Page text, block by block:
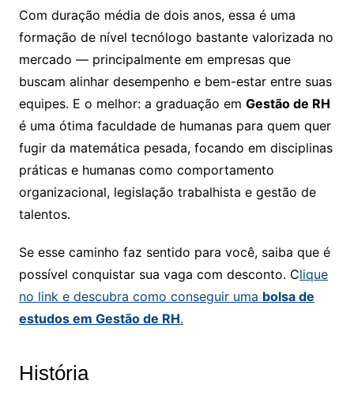
Com duração média de dois anos, essa é uma
formação de nível tecnólogo bastante valorizada no
mercado — principalmente em empresas que
buscam alinhar desempenho e bem-estar entre suas
equipes. E o melhor: a graduação em Gestão de RH
é uma ótima faculdade de humanas para quem quer
fugir da matemática pesada, focando em disciplinas
práticas e humanas como comportamento
organizacional, legislação trabalhista e gestão de
talentos.
Se esse caminho faz sentido para você, saiba que é
possível conquistar sua vaga com desconto. Clique
no link e descubra como conseguir uma bolsa de
estudos em Gestão de RH.
História